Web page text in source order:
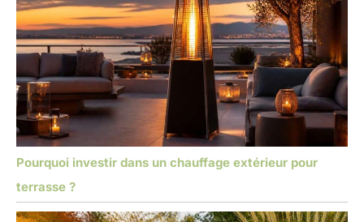
Pourquoi investir dans un chauffage extérieur pour
terrasse ?